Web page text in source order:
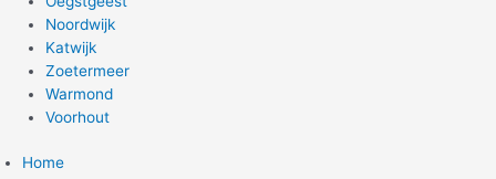
Noordwijk
Katwijk
Zoetermeer
Warmond
Voorhout
Home